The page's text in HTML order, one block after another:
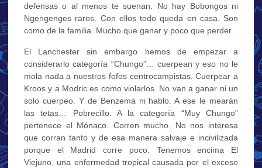
defensas o al menos te suenan. No hay Bobongos ni
Ngengenges raros. Con ellos todo queda en casa. Son
como de la familia. Mucho que ganar y poco que perder.
El Lanchester sin embargo hemos de empezar a
considerarlo categoría “Chungo”… cuerpean y eso no le
mola nada a nuestros fofos centrocampistas. Cuerpear a
Kroos y a Modric es como violarlos. No van a ganar ni un
solo cuerpeo. Y de Benzemá ni hablo. A ese le mearán
las tetas… Pobrecillo. A la categoría “Muy Chungo”
pertenece el Mónaco. Corren mucho. No nos interesa
que corran tanto y de esa manera salvaje e incivilizada
porque el Madrid corre poco. Tenemos encima El
Viejuno, una enfermedad tropical causada por el exceso